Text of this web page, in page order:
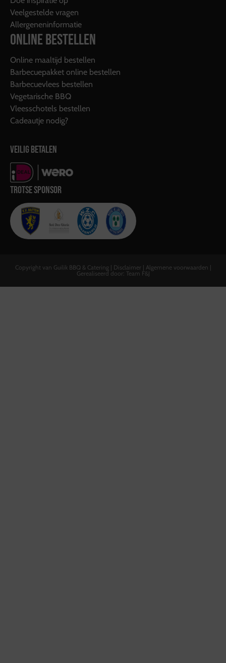
Veelgestelde vragen
Allergeneninformatie
ONLINE BESTELLEN
Online maaltijd bestellen
Barbecuepakket online bestellen
Barbecuevlees bestellen
Vegetarische BBQ
Vleesschotels bestellen
Cadeautje nodig?
VEILIG BETALEN
TROTSE SPONSOR
Copyright van Guilik BBQ & Catering | Disclaimer| Algemene voorwaarden |
Gerealiseerd door: Team F&J